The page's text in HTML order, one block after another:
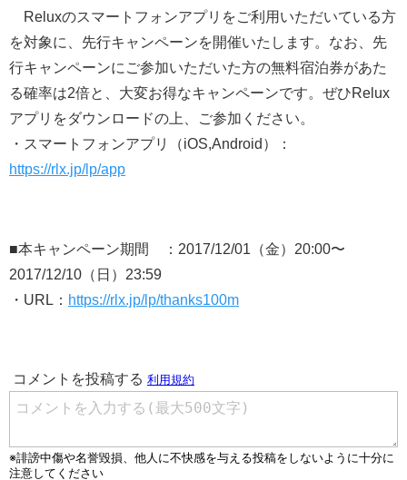
Reluxのスマートフォンアプリをご利用いただいている方
を対象に、先行キャンペーンを開催いたします。なお、先
行キャンペーンにご参加いただいた方の無料宿泊券があた
る確率は2倍と、大変お得なキャンペーンです。ぜひRelux
アプリをダウンロードの上、ご参加ください。
・スマートフォンアプリ（iOS,Android）：
https://rlx.jp/lp/app
■本キャンペーン期間 ：2017/12/01（金）20:00〜
2017/12/10（日）23:59
・URL： https://rlx.jp/lp/thanks100m